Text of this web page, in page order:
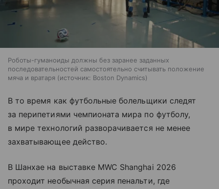
Роботы-гуманоиды должны без заранее заданных
последовательностей самостоятельно считывать положение
мяча и вратаря
источник: Boston Dynamics
В то время как футбольные болельщики следят
за перипетиями чемпионата мира по футболу,
в мире технологий разворачивается не менее
захватывающее действо.
В Шанхае на выставке MWC Shanghai 2026
проходит необычная серия пенальти, где